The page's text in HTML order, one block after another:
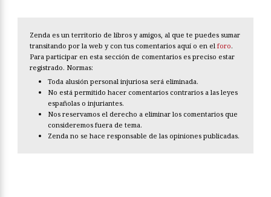
Zenda es un territorio de libros y amigos, al que te puedes sumar
transitando por la web y con tus comentarios aquí o en el foro.
Para participar en esta sección de comentarios es preciso estar
registrado. Normas:
Toda alusión personal injuriosa será eliminada.
No está permitido hacer comentarios contrarios a las leyes
españolas o injuriantes.
Nos reservamos el derecho a eliminar los comentarios que
consideremos fuera de tema.
Zenda no se hace responsable de las opiniones publicadas.